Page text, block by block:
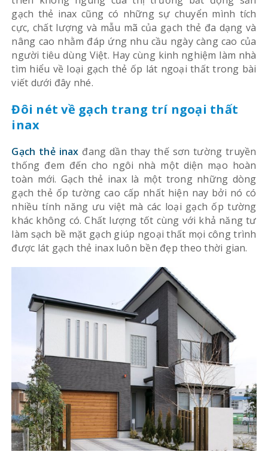
gạch thẻ inax cũng có những sự chuyển mình tích
cực, chất lượng và mẫu mã của gạch thẻ đa dạng và
nâng cao nhằm đáp ứng nhu cầu ngày càng cao của
người tiêu dùng Việt. Hay cùng kinh nghiệm làm nhà
tìm hiểu về loại gạch thẻ ốp lát ngoại thất trong bài
viết dưới đây nhé.
Đôi nét về gạch trang trí ngoại thất
inax
Gạch thẻ inax đang dần thay thế sơn tường truyền
thống đem đến cho ngôi nhà một diện mạo hoàn
toàn mới. Gạch thẻ inax là một trong những dòng
gạch thẻ ốp tường cao cấp nhất hiện nay bởi nó có
nhiều tính năng ưu việt mà các loại gạch ốp tường
khác không có. Chất lượng tốt cùng với khả năng tư
làm sạch bề mặt gạch giúp ngoại thất mọi công trình
được lát gạch thẻ inax luôn bền đẹp theo thời gian.